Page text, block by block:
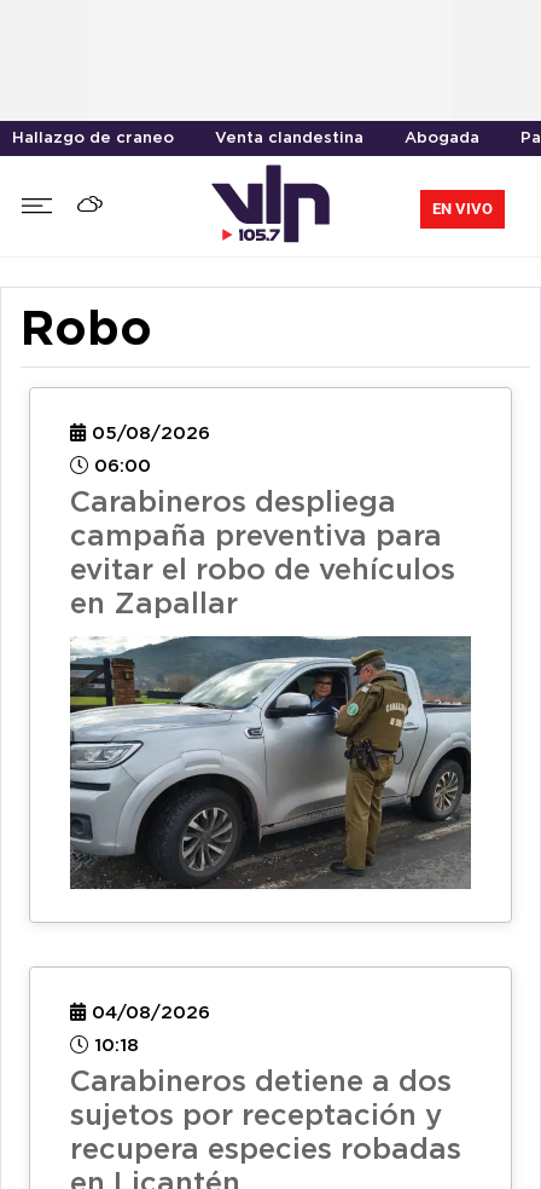
Hallazgo de craneo Venta clandestina Abogada
EN VIVO
Robo
05/08/2026
06:00
Carabineros despliega
campaña preventiva para
evitar el robo de vehículos
en Zapallar
04/08/2026
10:18
Carabineros detiene a dos
sujetos por receptación y
recupera especies robadas
en Licantén